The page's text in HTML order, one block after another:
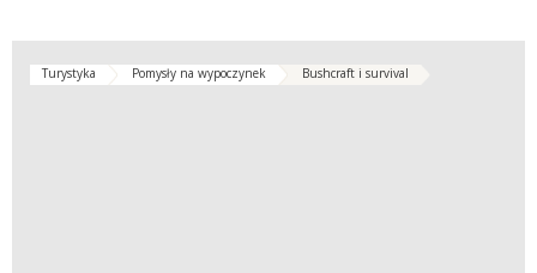
Turystyka Pomysły na wypoczynek Bushcraft i survival